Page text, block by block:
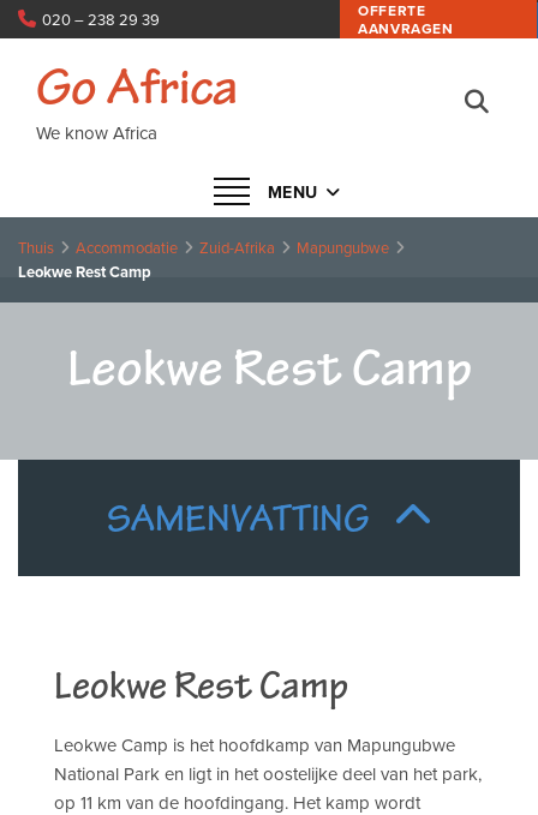
OFFERTE
AANVRAGEN
020 – 238 29 39
Navigatie in- of uitklappen
MENU
Go Africa
We know Africa
Thuis Accommodatie Zuid-Afrika Mapungubwe
Leokwe Rest Camp
Leokwe Rest Camp
SAMENVATTING
Leokwe Rest Camp
Leokwe Camp is het hoofdkamp van Mapungubwe
National Park en ligt in het oostelijke deel van het park,
op 11 km van de hoofdingang. Het kamp wordt